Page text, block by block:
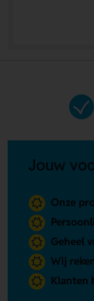
Jouw
Onze
Geheel
Wij
Klanten